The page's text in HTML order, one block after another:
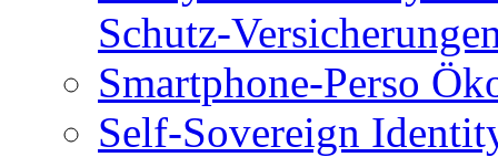
Schutz-
Smartphone-Perso
Self-Sovereign